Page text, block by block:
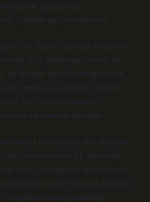
Bağlantıları
Limitler ve Fonksiyonlar
sıfır dizisi, özellikle analiz ve
gibi alanlarda önemli bir
bir dizinin limitini hesaplarken,
olan limitinin özellikleri sıklıkla
sıfır dizisi genellikle
kavramıyla ilişkilidir.
başlıyorsa, sıfır dizisinin
sıfır olmasına da bir anlamda
yapı, hem gerçek analiz hem
alanlarda sıkça kullanılır. Mesela,
yaklaşırken gösterdiği